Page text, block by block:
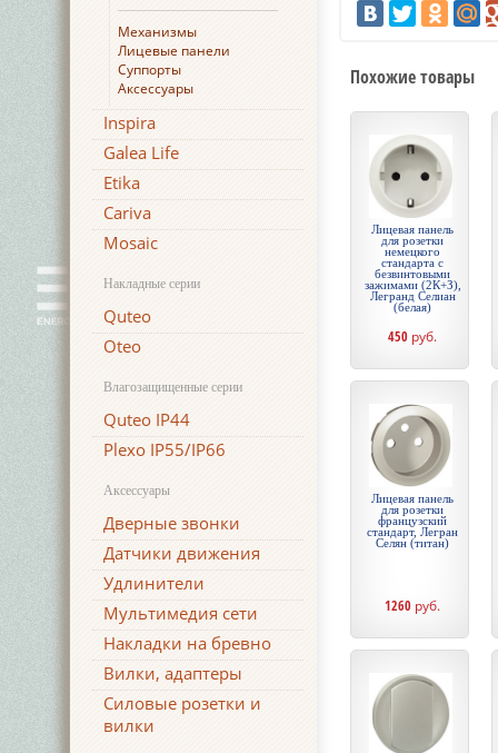
Механизмы
Лицевые панели
Суппорты
Аксессуары
Inspira
Galea Life
Etika
Cariva
Mosaic
Накладные серии
Quteo
Oteo
Влагозащищенные серии
Quteo IP44
Plexo IP55/IP66
Аксессуары
Дверные звонки
Датчики движения
Удлинители
Мультимедия сети
Накладки на бревно
Вилки, адаптеры
Силовые розетки и
вилки
Похожие товары
Лицевая панель
для розетки
немецкого
стандарта с
безвинтовыми
зажимами (2К+З),
Легранд Селиан
(белая)
450 руб.
Лицевая панель
для розетки
французский
стандарт, Легран
Селян (титан)
1260 руб.